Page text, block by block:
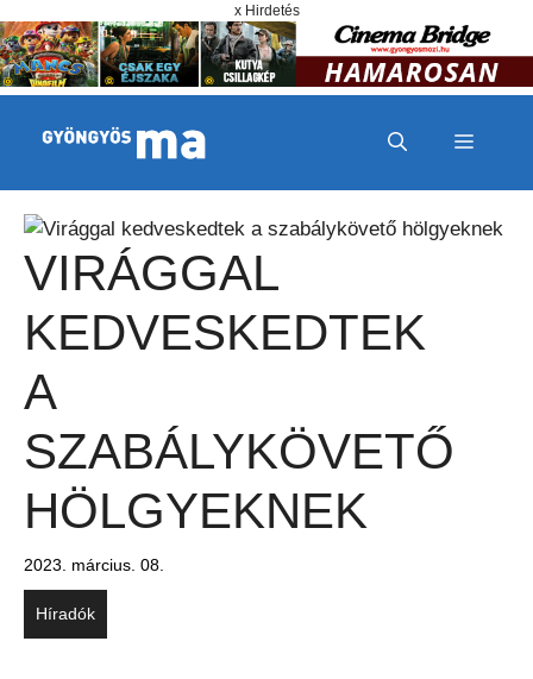
x Hirdetés
MENÜ
VIRÁGGAL
KEDVESKEDTEK
A
SZABÁLYKÖVETŐ
HÖLGYEKNEK
2023. március. 08.
Híradók